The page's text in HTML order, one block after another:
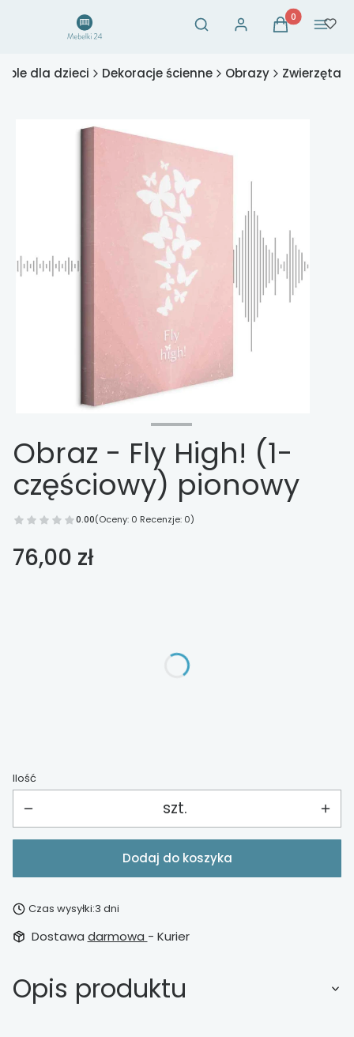
Otwórz wyszukiwarkę
Szukaj Zaloguj sięProdukty w
Koszyk Menu
dla dzieci Dekoracje ścienne Obrazy Zwierzęta
Obraz - Fly High! (1-
częściowy) pionowy
0.00(Oceny: 0 Recenzje: 0)
Cena
76,00 zł
Ilość
szt.
Dodaj do koszyka
Czas wysyłki:3 dni
Dostawa darmowa - Kurier
Opis produktu